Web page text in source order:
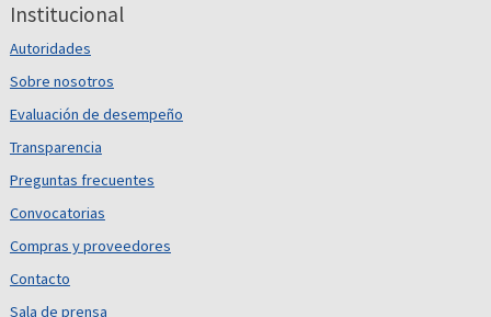
Institucional
Autoridades
Sobre nosotros
Evaluación de desempeño
Transparencia
Preguntas frecuentes
Convocatorias
Compras y proveedores
Contacto
Sala de prensa